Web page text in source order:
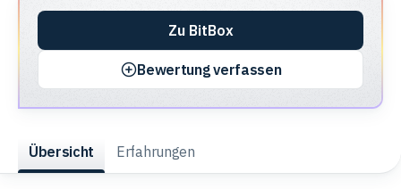
Krypto
Übersicht Erfahrungen
Zu BitBox
Bewertung verfassen